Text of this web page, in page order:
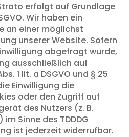
erfolgt auf Grundlage
Wir haben ein
an einer möglichst
unserer Website. Sofern
abgefragt wurde,
ausschließlich auf
1 lit. a DSGVO und § 25
Einwilligung die
oder den Zugriff auf
des Nutzers (z. B.
Sinne des TDDDG
ist jederzeit widerrufbar.